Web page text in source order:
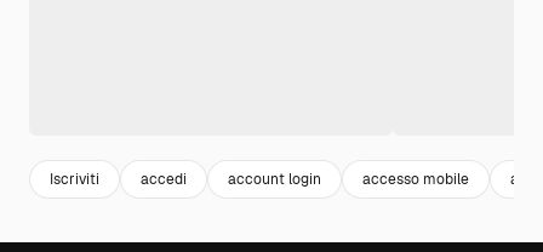
Iscriviti accedi account login accesso mobile